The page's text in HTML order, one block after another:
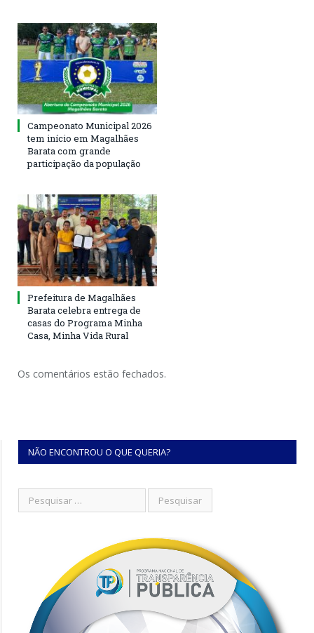
Campeonato Municipal 2026
tem início em Magalhães
Barata com grande
participação da população
Prefeitura de Magalhães
Barata celebra entrega de
casas do Programa Minha
Casa, Minha Vida Rural
Os comentários estão fechados.
NÃO ENCONTROU O QUE QUERIA?